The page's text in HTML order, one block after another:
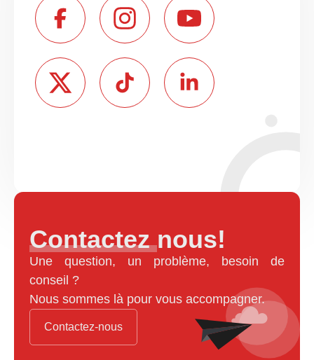
Contactez nous!
Une question, un problème, besoin de
conseil ?
Nous sommes là pour vous accompagner.
Contactez-nous